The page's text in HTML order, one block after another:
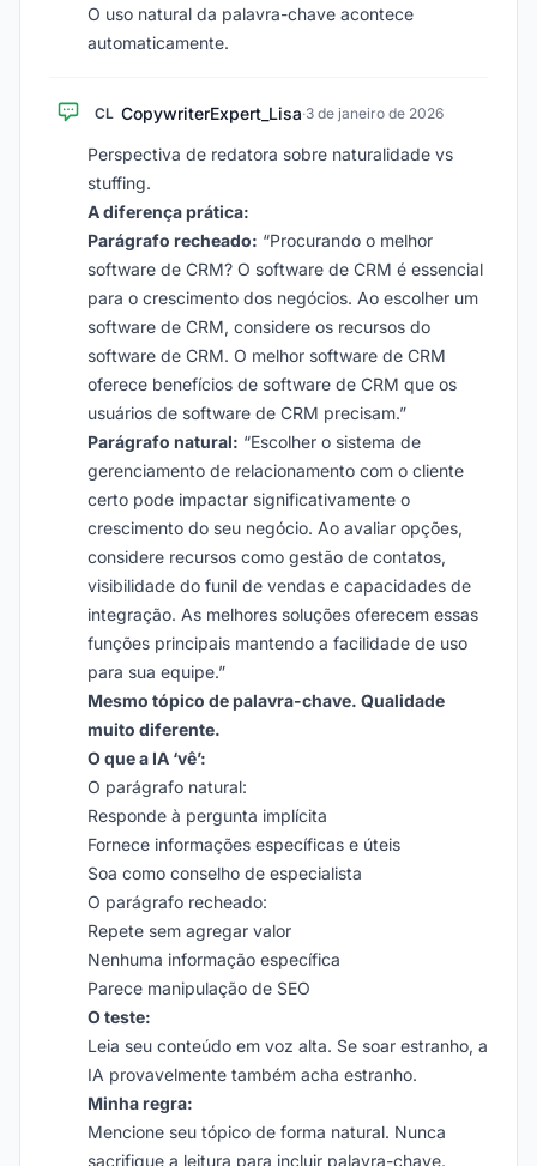
O uso natural da palavra-chave acontece
automaticamente.
CL CopywriterExpert_Lisa·3 de janeiro de 2026
Perspectiva de redatora sobre naturalidade vs
stuffing.
A diferença prática:
Parágrafo recheado: “Procurando o melhor
software de CRM? O software de CRM é essencial
para o crescimento dos negócios. Ao escolher um
software de CRM, considere os recursos do
software de CRM. O melhor software de CRM
oferece benefícios de software de CRM que os
usuários de software de CRM precisam.”
Parágrafo natural: “Escolher o sistema de
gerenciamento de relacionamento com o cliente
certo pode impactar significativamente o
crescimento do seu negócio. Ao avaliar opções,
considere recursos como gestão de contatos,
visibilidade do funil de vendas e capacidades de
integração. As melhores soluções oferecem essas
funções principais mantendo a facilidade de uso
para sua equipe.”
Mesmo tópico de palavra-chave. Qualidade
muito diferente.
O que a IA ‘vê’:
O parágrafo natural:
Responde à pergunta implícita
Fornece informações específicas e úteis
Soa como conselho de especialista
O parágrafo recheado:
Repete sem agregar valor
Nenhuma informação específica
Parece manipulação de SEO
O teste:
Leia seu conteúdo em voz alta. Se soar estranho, a
IA provavelmente também acha estranho.
Minha regra:
Mencione seu tópico de forma natural. Nunca
sacrifique a leitura para incluir palavra-chave.